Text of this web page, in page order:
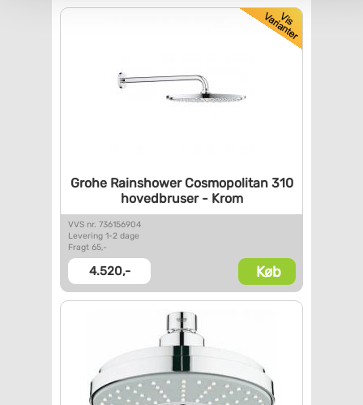
Grohe Rainshower Cosmopolitan310
hovedbruser - Krom
VVS nr. 736156904
Levering 1-2 dage
Fragt 65,-
4.520,- Køb